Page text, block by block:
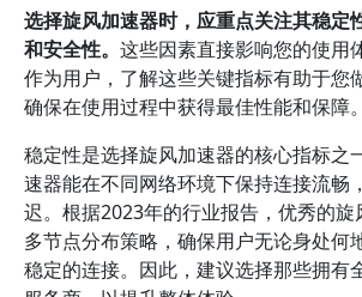
选择旋风加速器时，应重点关注其稳定
和安全性。 这些因素直接影响您的使用
作为用户，了解这些关键指标有助于您
确保在使用过程中获得最佳性能和保障。
稳定性是选择旋风加速器的核心指标之
速器能在不同网络环境下保持连接流畅
迟。根据2023年的行业报告，优秀的旋
多节点分布策略，确保用户无论身处何
稳定的连接。因此，建议选择那些拥有